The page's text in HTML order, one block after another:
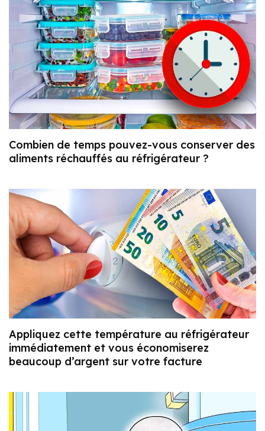
Combien de temps pouvez-vous conserver des
aliments réchauffés au réfrigérateur ?
Appliquez cette température au réfrigérateur
immédiatement et vous économiserez
beaucoup d’argent sur votre facture